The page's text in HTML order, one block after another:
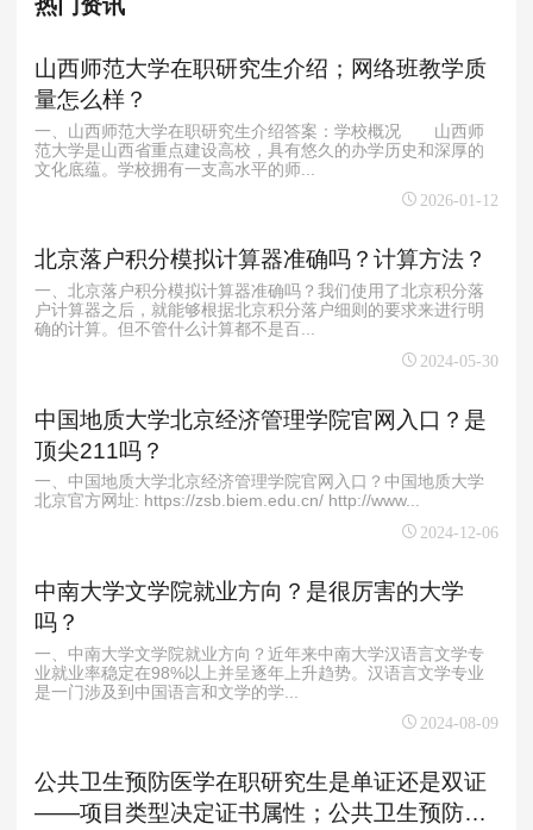
热门资讯
山西师范大学在职研究生介绍；网络班教学质
量怎么样？
一、山西师范大学在职研究生介绍答案：学校概况 山西师
范大学是山西省重点建设高校，具有悠久的办学历史和深厚的
文化底蕴。学校拥有一支高水平的师...
2026-01-12
北京落户积分模拟计算器准确吗？计算方法？
一、北京落户积分模拟计算器准确吗？我们使用了北京积分落
户计算器之后，就能够根据北京积分落户细则的要求来进行明
确的计算。但不管什么计算都不是百...
2024-05-30
中国地质大学北京经济管理学院官网入口？是
顶尖211吗？
一、中国地质大学北京经济管理学院官网入口？中国地质大学
北京官方网址: https://zsb.biem.edu.cn/ http://www...
2024-12-06
中南大学文学院就业方向？是很厉害的大学
吗？
一、中南大学文学院就业方向？近年来中南大学汉语言文学专
业就业率稳定在98%以上并呈逐年上升趋势。汉语言文学专业
是一门涉及到中国语言和文学的学...
2024-08-09
公共卫生预防医学在职研究生是单证还是双证
——项目类型决定证书属性；公共卫生预防医